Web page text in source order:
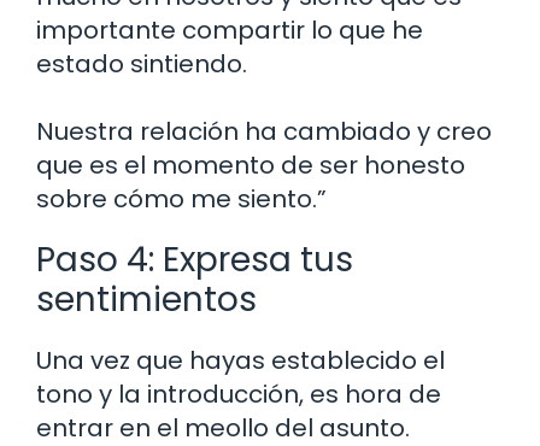
importante compartir lo que he
estado sintiendo.
Nuestra relación ha cambiado y creo
que es el momento de ser honesto
sobre cómo me siento.”
Paso 4: Expresa tus
sentimientos
Una vez que hayas establecido el
tono y la introducción, es hora de
entrar en el meollo del asunto.